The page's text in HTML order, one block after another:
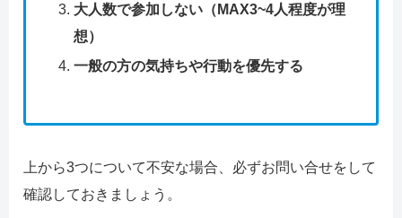
大人数で参加しない（MAX3~4人程度が理
想）
一般の方の気持ちや行動を優先する
上から3つについて不安な場合、必ずお問い合せをして
確認しておきましょう。